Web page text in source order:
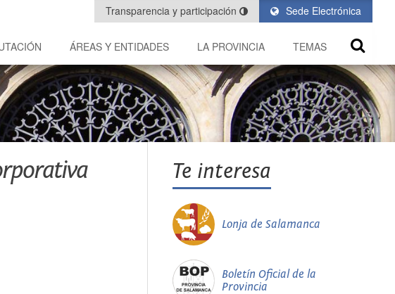
Sede Electrónica
Transparencia y participación
ÁREAS Y ENTIDADES LA PROVINCIA TEMAS
Te interesa
Lonja de Salamanca
Boletín Oficial de la
Provincia